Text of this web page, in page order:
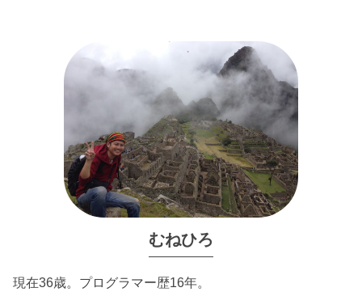
むねひろ
現在36歳。プログラマー歴16年。